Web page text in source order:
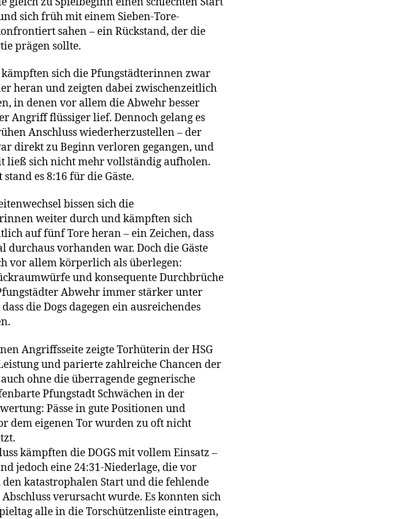
sich früh mit einem Sieben-Tore-
sahen – ein Rückstand, der die
prägen sollte.
sich die Pfungstädterinnen zwar
heran und zeigten dabei zwischenzeitlich
in denen vor allem die Abwehr besser
Angriff flüssiger lief. Dennoch gelang es
Anschluss wiederherzustellen – der
direkt zu Beginn verloren gegangen, und
ließ sich nicht mehr vollständig aufholen.
es 8:16 für die Gäste.
bissen sich die
weiter durch und kämpften sich
auf fünf Tore heran – ein Zeichen, dass
durchaus vorhanden war. Doch die Gäste
vor allem körperlich als überlegen:
und konsequente Durchbrüche
Abwehr immer stärker unter
die Dogs dagegen ein ausreichendes
Angriffsseite zeigte Torhüterin der HSG
und parierte zahlreiche Chancen der
auch ohne die überragende gegnerische
Pfungstadt Schwächen in der
Pässe in gute Positionen und
dem eigenen Tor wurden zu oft nicht
kämpften die DOGS mit vollem Einsatz –
jedoch eine 24:31-Niederlage, die vor
katastrophalen Start und die fehlende
verursacht wurde. Es konnten sich
alle in die Torschützenliste eintragen,